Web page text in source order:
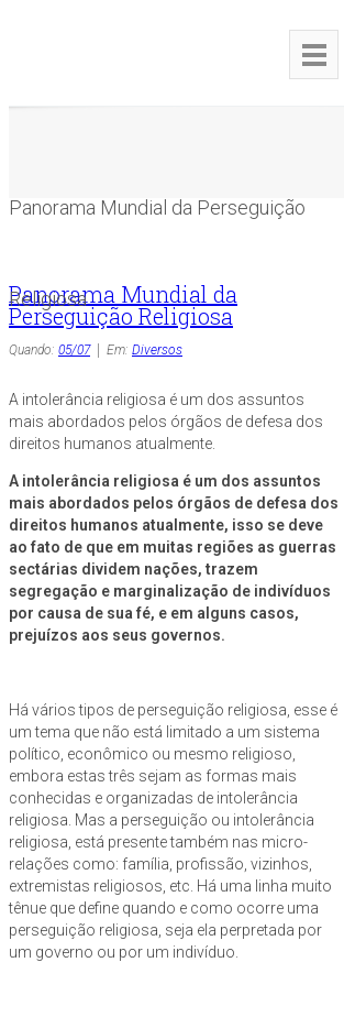
Panorama Mundial da Perseguição
Religiosa
Panorama Mundial da
Perseguição Religiosa
Quando: 05/07 Em: Diversos
A intolerância religiosa é um dos assuntos
mais abordados pelos órgãos de defesa dos
direitos humanos atualmente.
A intolerância religiosa é um dos assuntos
mais abordados pelos órgãos de defesa dos
direitos humanos atualmente, isso se deve
ao fato de que em muitas regiões as guerras
sectárias dividem nações, trazem
segregação e marginalização de indivíduos
por causa de sua fé, e em alguns casos,
prejuízos aos seus governos.
Há vários tipos de perseguição religiosa, esse é
um tema que não está limitado a um sistema
político, econômico ou mesmo religioso,
embora estas três sejam as formas mais
conhecidas e organizadas de intolerância
religiosa. Mas a perseguição ou intolerância
religiosa, está presente também nas micro-
relações como: família, profissão, vizinhos,
extremistas religiosos, etc. Há uma linha muito
tênue que define quando e como ocorre uma
perseguição religiosa, seja ela perpretada por
um governo ou por um indivíduo.